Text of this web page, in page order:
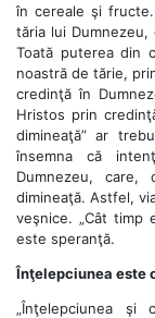
în cereale şi
tăria lui
Toată puterea din
noastră de tărie,
credinţă în
Hristos prin
dimineaţă” ar
însemna că
Dumnezeu,
dimineaţă. Astfel,
veşnice. „Cât timp
este speranţă.
Înţelepciunea este
„Înţelepciunea şi